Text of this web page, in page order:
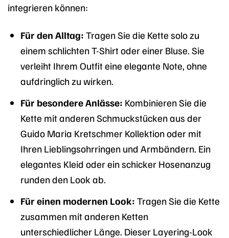
integrieren können:
Für den Alltag: Tragen Sie die Kette solo zu
einem schlichten T-Shirt oder einer Bluse. Sie
verleiht Ihrem Outfit eine elegante Note, ohne
aufdringlich zu wirken.
Für besondere Anlässe: Kombinieren Sie die
Kette mit anderen Schmuckstücken aus der
Guido Maria Kretschmer Kollektion oder mit
Ihren Lieblingsohrringen und Armbändern. Ein
elegantes Kleid oder ein schicker Hosenanzug
runden den Look ab.
Für einen modernen Look: Tragen Sie die Kette
zusammen mit anderen Ketten
unterschiedlicher Länge. Dieser Layering-Look